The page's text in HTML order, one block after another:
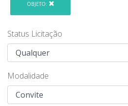
OBJETO:
Status Licitação
Modalidade